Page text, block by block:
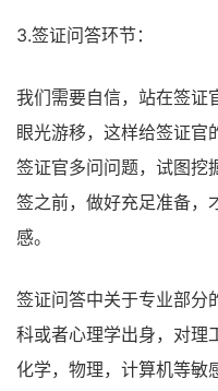
3.签证问答环节：
我们需要自信，站在签证
眼光游移，这样给签证官
签证官多问问题，试图挖
签之前，做好充足准备，
感。
签证问答中关于专业部分
科或者心理学出身，对理
化学，物理，计算机等敏